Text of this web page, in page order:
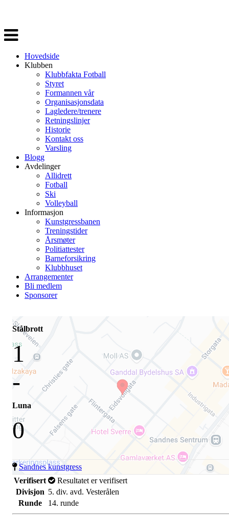
Veksle
navigasjon
Hovedside
Klubben
Klubbfakta Fotball
Styret
Formannen vår
Organisasjonsdata
Lagledere/trenere
Retningslinjer
Historie
Kontakt oss
Varsling
Blogg
Avdelinger
Allidrett
Fotball
Ski
Volleyball
Informasjon
Kunstgressbanen
Treningstider
Årsmøter
Politiattester
Barneforsikring
Klubbhuset
Arrangementer
Bli medlem
Sponsorer
Stålbrott
1
-
Luna
0
Sandnes kunstgress
Verifisert
Resultatet er verifisert
Divisjon 5. div. avd. Vesterålen
Runde
14. runde